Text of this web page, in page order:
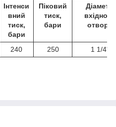
Інтенси
вний
тиск,
бари
Піковий
тиск,
бари
Діаметр
вхідного
отвору
240 250 1 1/4"